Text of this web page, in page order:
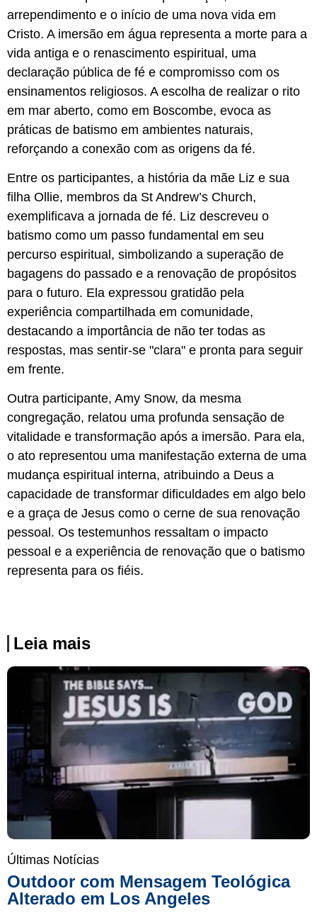
arrependimento e o início de uma nova vida em
Cristo. A imersão em água representa a morte para a
vida antiga e o renascimento espiritual, uma
declaração pública de fé e compromisso com os
ensinamentos religiosos. A escolha de realizar o rito
em mar aberto, como em Boscombe, evoca as
práticas de batismo em ambientes naturais,
reforçando a conexão com as origens da fé.
Entre os participantes, a história da mãe Liz e sua
filha Ollie, membros da St Andrew’s Church,
exemplificava a jornada de fé. Liz descreveu o
batismo como um passo fundamental em seu
percurso espiritual, simbolizando a superação de
bagagens do passado e a renovação de propósitos
para o futuro. Ela expressou gratidão pela
experiência compartilhada em comunidade,
destacando a importância de não ter todas as
respostas, mas sentir-se "clara" e pronta para seguir
em frente.
Outra participante, Amy Snow, da mesma
congregação, relatou uma profunda sensação de
vitalidade e transformação após a imersão. Para ela,
o ato representou uma manifestação externa de uma
mudança espiritual interna, atribuindo a Deus a
capacidade de transformar dificuldades em algo belo
e a graça de Jesus como o cerne de sua renovação
pessoal. Os testemunhos ressaltam o impacto
pessoal e a experiência de renovação que o batismo
representa para os fiéis.
Leia mais
Últimas Notícias
Outdoor com Mensagem Teológica
Alterado em Los Angeles